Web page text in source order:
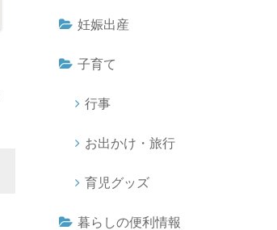
妊娠出産
子育て
行事
お出かけ・旅行
育児グッズ
暮らしの便利情報